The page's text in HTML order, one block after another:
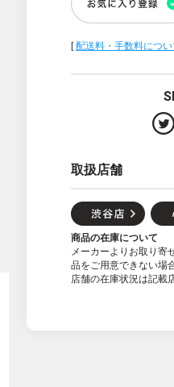
[配送料・手数料につい
取扱店舗
商品の在庫について
メーカーよりお取り寄
品をご用意できない場
店舗の在庫状況は記載